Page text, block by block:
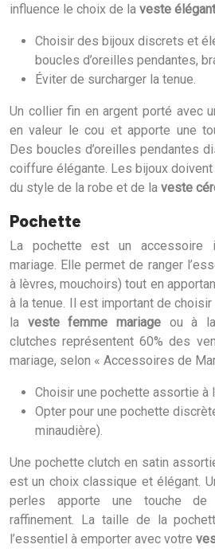
influence le choix de la veste
Choisir des bijoux discrets et
boucles d’oreilles pendantes,
Éviter de surcharger la tenue.
Un collier fin en argent porté avec
en valeur le cou et apporte une
Des boucles d’oreilles pendantes
coiffure élégante. Les bijoux
du style de la robe et de la veste
Pochette
La pochette est un accessoire
mariage. Elle permet de ranger
à lèvres, mouchoirs) tout en
à la tenue. Il est important de
la veste femme mariage ou à
clutches représentent 60% des
mariage, selon « Accessoires de
Choisir une pochette assortie à
Opter pour une pochette
minaudière).
Une pochette clutch en satin
est un choix classique et élégant.
perles apporte une touche
raffinement. La taille de la
l’essentiel à emporter avec votre